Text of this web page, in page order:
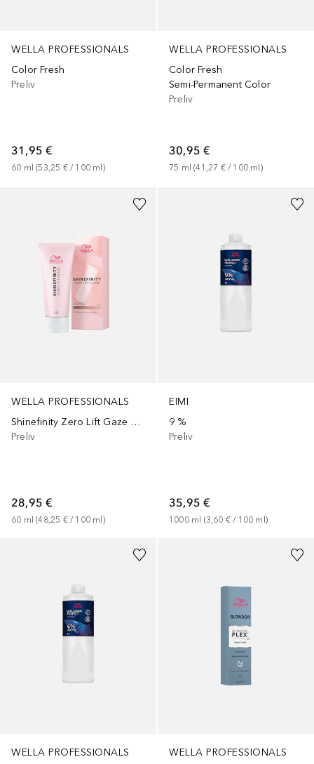
WELLA PROFESSIONALS
Color Fresh
Preliv
31,95 €
60 ml (53,25 € / 100 ml )
WELLA PROFESSIONALS
Color Fresh
Semi-Permanent Color
Preliv
30,95 €
75 ml (41,27 € / 100 ml )
WELLA PROFESSIONALS
Shinefinity Zero Lift Gaze Demi-permanente Gel-Cremetönung
Preliv
28,95 €
60 ml (48,25 € / 100 ml )
+25
EIMI
9 %
Preliv
35,95 €
1000 ml (3,60 € / 100 ml )
WELLA PROFESSIONALS
WELLA PROFESSIONALS